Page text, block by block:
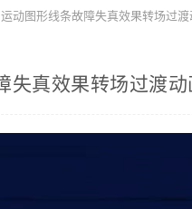
动图形线条故障失真效果转场过渡
失真效果转场过渡动